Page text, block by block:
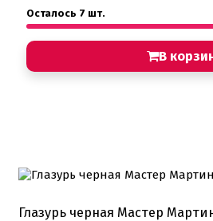
Осталось 7 шт.
В
Глазурь черная Мастер